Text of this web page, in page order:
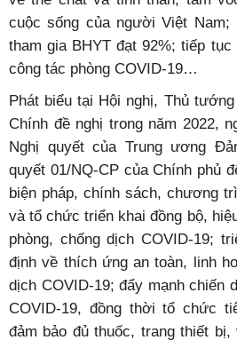
cuộc sống của người Việt
tham gia BHYT đạt 92%; tiếp
công tác phòng COVID-19…
Phát biểu tại Hội nghị, Thủ
Chính đề nghị trong năm 2022,
Nghị quyết của Trung ương
quyết 01/NQ-CP của Chính phủ
biện pháp, chính sách, chương
và tổ chức triển khai đồng bộ,
phòng, chống dịch COVID-19;
định về thích ứng an toàn, linh
dịch COVID-19; đẩy mạnh chiến
COVID-19, đồng thời tổ chức
đảm bảo đủ thuốc, trang thiết